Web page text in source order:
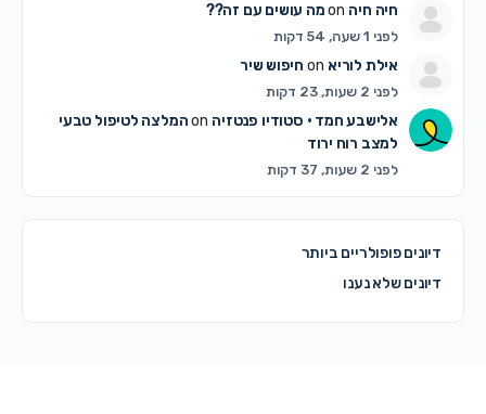
חיה חיהon מה עושים עם זה??
לפני 1 שעה, 54 דקות
אילת לוריאon חיפוש שיר
לפני 2 שעות, 23 דקות
אלישבע חמד • סטודיו פנטזיהon
המלצה לטיפול טבעי
למצב רוח ירוד
לפני 2 שעות, 37 דקות
דיונים פופולריים ביותר
דיונים שלא נענו